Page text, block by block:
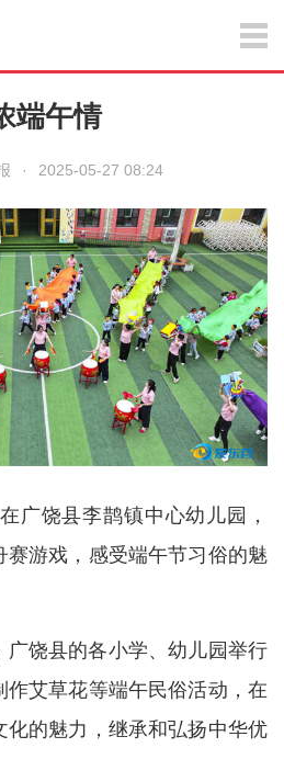
端午情
· 2025-05-27 08:24
广饶县李鹊镇中心幼儿园，
赛游戏，感受端午节习俗的魅
广饶县的各小学、幼儿园举行
艾草花等端午民俗活动，在
化的魅力，继承和弘扬中华优